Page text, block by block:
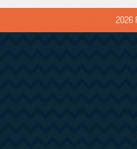
2026